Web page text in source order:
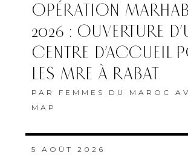
OPÉRATION
2026 : OUVERTURE
CENTRE D’ACCUEIL
LES MRE À RABAT
PAR FEMMES DU MAROC
MAP
5 AOÛT 2026